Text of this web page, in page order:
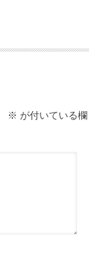
※ が付いている欄